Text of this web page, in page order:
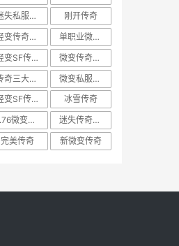
迷失私服传奇
刚开传奇
轻变传奇游戏SF
单职业微端传奇
轻变SF传奇
微变传奇私服
传奇三大系统
微变私服传奇
轻变SF传奇私服
冰雪传奇
1.76微变传奇私服
迷失传奇网站BOSS
完美传奇 新微变传奇